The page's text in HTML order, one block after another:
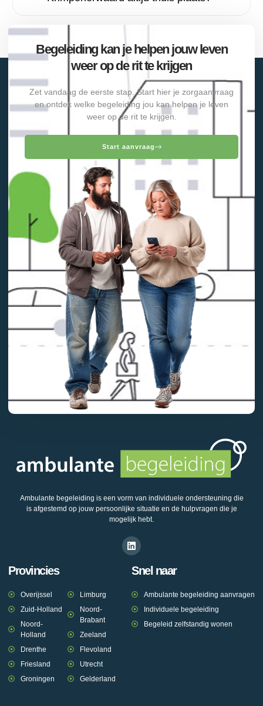
Begeleiding kan je helpen jouw leven
weer op de rit te krijgen
Zet vandaag de eerste stap. Start hier je zorgaanvraag
en ontdek welke begeleiding jou kan helpen je leven
weer op de rit te krijgen.
Start aanvraag
Ambulante begeleiding is een vorm van individuele ondersteuning die
is afgestemd op jouw persoonlijke situatie en de hulpvragen die je
mogelijk hebt.
Provincies
Overijssel
Zuid-Holland
Noord-
Holland
Drenthe
Friesland
Groningen
Limburg
Noord-
Brabant
Zeeland
Flevoland
Utrecht
Gelderland
Snel naar
Ambulante begeleiding aanvragen
Individuele begeleiding
Begeleid zelfstandig wonen